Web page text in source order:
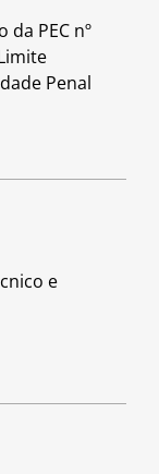
PEC nº
Penal
e